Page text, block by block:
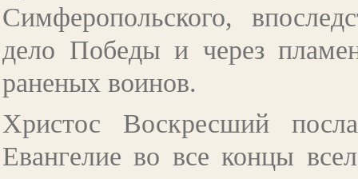
Симферопольского,
дело Победы и через
раненых воинов.
Христос Воскресший
Евангелие во все концы